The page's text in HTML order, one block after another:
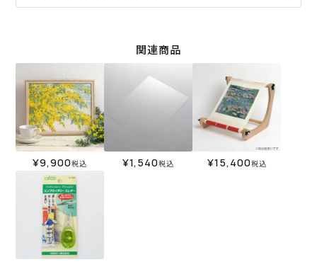
関連商品
¥9,900税込 ¥1,540税込 ¥15,400税込